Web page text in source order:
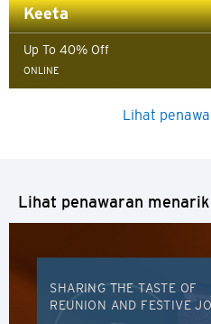
Keeta
Up To 40% Off
ONLINE
Lihat
Lihat penawaran
SHARING THE TASTE OF
REUNION AND FESTIVE
Pemilihan Bahasa